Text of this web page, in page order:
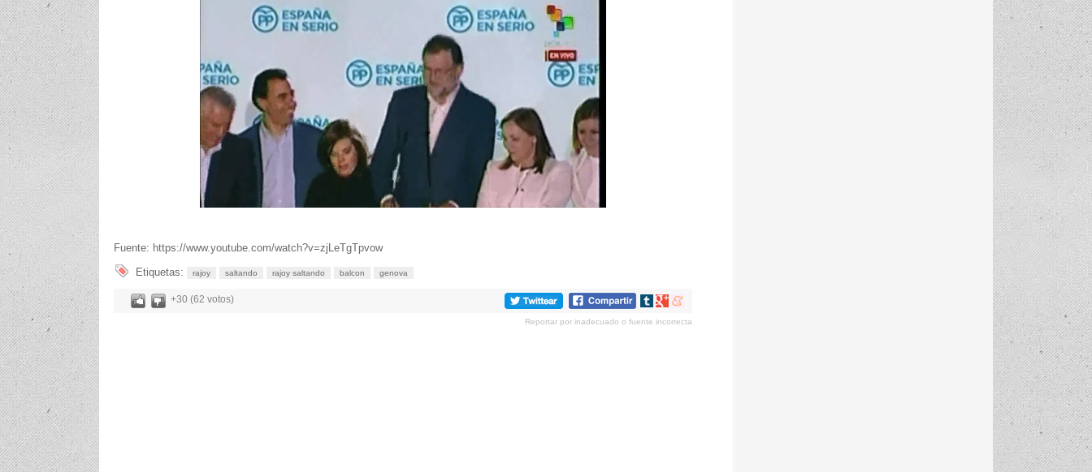
Fuente: https://www.youtube.com/watch?v=zjLeTgTpvow
Etiquetas:
rajoy saltando rajoy saltando balcon genova
+30 (62 votos)
Compartir
tumblr
Compartir
Google+
Compartir
meneame
Reportar por inadecuado o fuente incorrecta